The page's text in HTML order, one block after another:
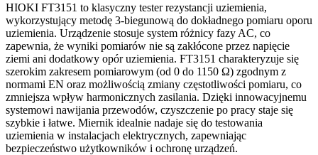
HIOKI FT3151 to klasyczny tester rezystancji uziemienia,
wykorzystujący metodę 3-biegunową do dokładnego pomiaru oporu
uziemienia. Urządzenie stosuje system różnicy fazy AC, co
zapewnia, że wyniki pomiarów nie są zakłócone przez napięcie
ziemi ani dodatkowy opór uziemienia. FT3151 charakteryzuje się
szerokim zakresem pomiarowym (od 0 do 1150 Ω) zgodnym z
normami EN oraz możliwością zmiany częstotliwości pomiaru, co
zmniejsza wpływ harmonicznych zasilania. Dzięki innowacyjnemu
systemowi nawijania przewodów, czyszczenie po pracy staje się
szybkie i łatwe. Miernik idealnie nadaje się do testowania
uziemienia w instalacjach elektrycznych, zapewniając
bezpieczeństwo użytkowników i ochronę urządzeń.